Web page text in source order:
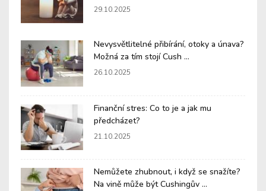
29.10.2025
Nevysvětlitelné přibírání, otoky a únava?
Možná za tím stojí Cush ...
26.10.2025
Finanční stres: Co to je a jak mu
předcházet?
21.10.2025
Nemůžete zhubnout, i když se snažíte?
Na vině může být Cushingův ...